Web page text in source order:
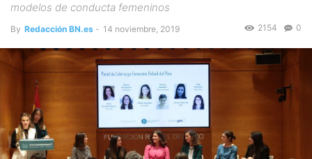
modelos de conducta femeninos
By Redacción BN.es - 14 noviembre, 2019 0
2154